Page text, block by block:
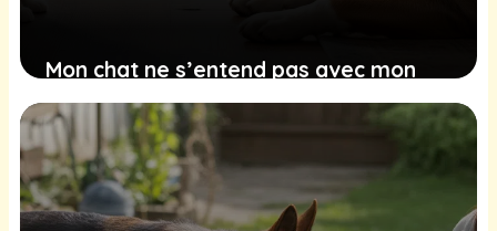
Mon chat ne s’entend pas avec mon
chien, comment faire ?
27 janvier 2026